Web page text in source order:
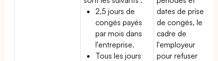
2,5 jours de
congés payés
par mois dans
l'entreprise.
Tous les jours
dates de prise
de congés, le
cadre de
l'employeur
pour refuser